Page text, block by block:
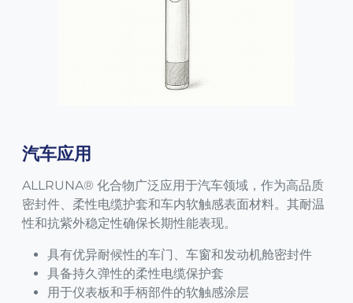
汽车应用
ALLRUNA® 化合物广泛应用于汽车领域，作为高品质
密封件、柔性电缆护套和车内软触感表面材料。其耐温
性和抗紫外稳定性确保长期性能表现。
具有优异耐候性的车门、车窗和发动机舱密封件
具备持久弹性的柔性电缆保护套
用于仪表板和手柄部件的软触感涂层